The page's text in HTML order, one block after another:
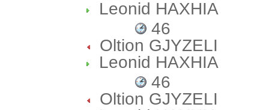
Leonid HAXHIA
46
Oltion GJYZELI
Leonid HAXHIA
46
Oltion GJYZELI